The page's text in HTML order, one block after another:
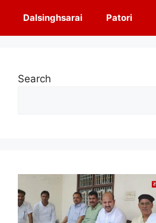
Dalsinghsarai Patori
Search